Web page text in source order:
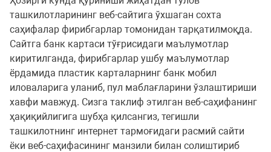
ташкилотларининг веб-сайтига ўхшаган сохта
саҳифалар фирибгарлар томонидан тарқатилмоқда.
Сайтга банк картаси тўғрисидаги маълумотлар
киритилганда, фирибгарлар ушбу маълумотлар
ёрдамида пластик карталарнинг банк мобил
иловаларига уланиб, пул маблағларини ўзлаштириши
хавфи мавжуд. Сизга таклиф этилган веб-саҳифанинг
ҳақиқийлигига шубҳа қилсангиз, тегишли
ташкилотнинг интернет тармоғидаги расмий сайти
ёки веб-саҳифасининг манзили билан солиштириб